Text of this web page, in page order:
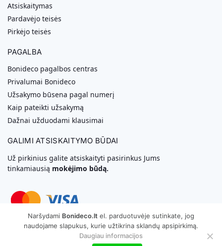
Atsiskaitymas
Pardavėjo teisės
Pirkėjo teisės
PAGALBA
Bonideco pagalbos centras
Privalumai Bonideco
Užsakymo būsena pagal numerį
Kaip pateikti užsakymą
Dažnai užduodami klausimai
GALIMI ATSISKAITYMO BŪDAI
Už pirkinius galite atsiskaityti pasirinkus Jums
tinkamiausią mokėjimo būdą.
Svetainių Kūrimas
Naršydami Bonideco.lt el. parduotuvėje sutinkate, jog
naudojame slapukus, kurie užtikrina sklandų apsipirkimą.
Daugiau informacijos